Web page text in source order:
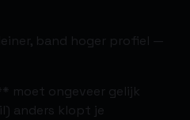
band hoger profiel —
moet ongeveer gelijk
anders klopt je